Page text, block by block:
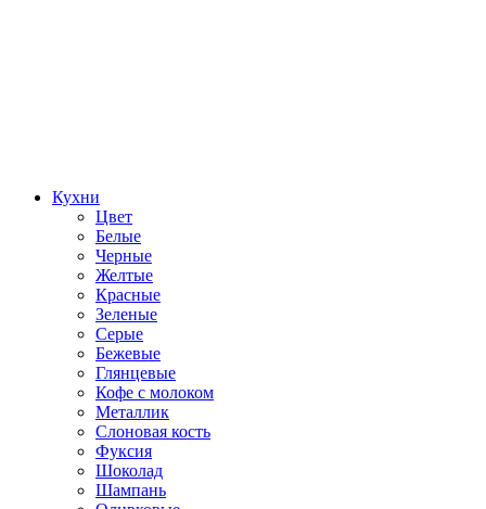
Кухни
Цвет
Белые
Черные
Желтые
Красные
Зеленые
Серые
Бежевые
Глянцевые
Кофе с молоком
Металлик
Слоновая кость
Фуксия
Шоколад
Шампань